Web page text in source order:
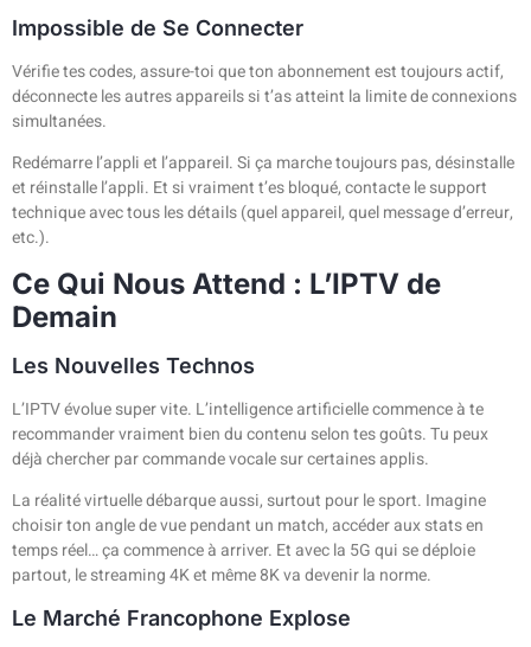
Impossible de Se Connecter
Vérifie tes codes, assure-toi que ton abonnement est toujours actif,
déconnecte les autres appareils si t’as atteint la limite de connexions
simultanées.
Redémarre l’appli et l’appareil. Si ça marche toujours pas, désinstalle
et réinstalle l’appli. Et si vraiment t’es bloqué, contacte le support
technique avec tous les détails (quel appareil, quel message d’erreur,
etc.).
Ce Qui Nous Attend : L’IPTV de
Demain
Les Nouvelles Technos
L’IPTV évolue super vite. L’intelligence artificielle commence à te
recommander vraiment bien du contenu selon tes goûts. Tu peux
déjà chercher par commande vocale sur certaines applis.
La réalité virtuelle débarque aussi, surtout pour le sport. Imagine
choisir ton angle de vue pendant un match, accéder aux stats en
temps réel… ça commence à arriver. Et avec la 5G qui se déploie
partout, le streaming 4K et même 8K va devenir la norme.
Le Marché Francophone Explose